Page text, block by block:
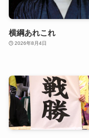
横綱あれこれ
2026年8月4日